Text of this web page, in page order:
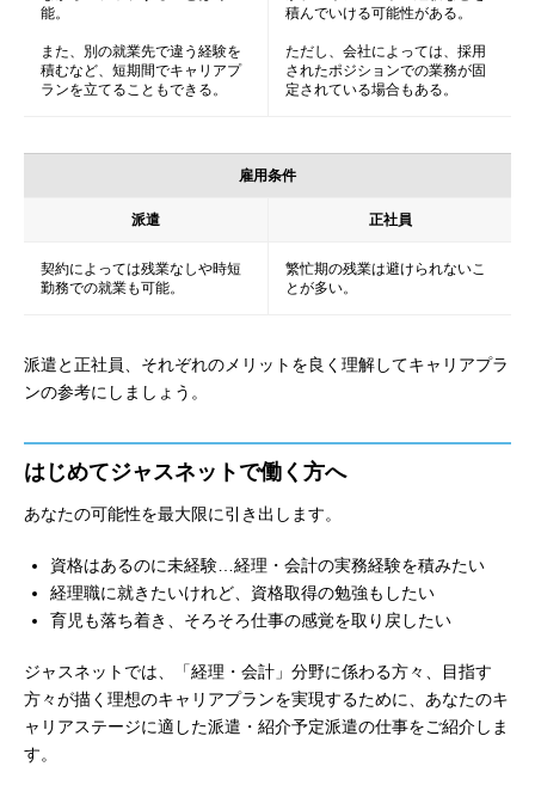
能。
また、別の就業先で違う経験を
積むなど、短期間でキャリアプ
ランを立てることもできる。
積んでいける可能性がある。
ただし、会社によっては、採用
されたポジションでの業務が固
定されている場合もある。
雇用条件
派遣 正社員
契約によっては残業なしや時短
勤務での就業も可能。
繁忙期の残業は避けられないこ
とが多い。
派遣と正社員、それぞれのメリットを良く理解してキャリアプラ
ンの参考にしましょう。
はじめてジャスネットで働く方へ
あなたの可能性を最大限に引き出します。
資格はあるのに未経験…経理・会計の実務経験を積みたい
経理職に就きたいけれど、資格取得の勉強もしたい
育児も落ち着き、そろそろ仕事の感覚を取り戻したい
ジャスネットでは、「経理・会計」分野に係わる方々、目指す
方々が描く理想のキャリアプランを実現するために、あなたのキ
ャリアステージに適した派遣・紹介予定派遣の仕事をご紹介しま
す。